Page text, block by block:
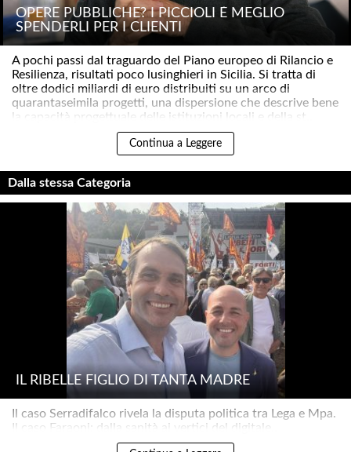
OPERE PUBBLICHE? I PICCIOLI È MEGLIO
SPENDERLI PER I CLIENTI
A pochi passi dal traguardo del Piano europeo di Rilancio e
Resilienza, risultati poco lusinghieri in Sicilia. Si tratta di
oltre dodici miliardi di euro distribuiti su un arco di
quarantaseimila progetti, una dispersione che descrive bene
la capacità progettuale delle istituzioni locali e della st..
Continua a Leggere
Dalla stessa Categoria
IL RIBELLE FIGLIO DI TANTA MADRE
Il caso Serradifalco rivela la disputa politica tra Lega e Mpa.
Il caso Faraoni: dalla sanità ai vertici del digitale..